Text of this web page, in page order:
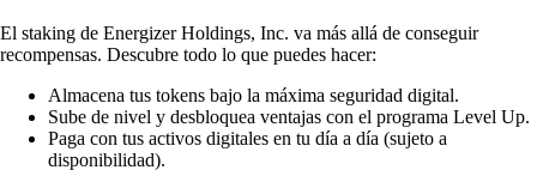
El staking de Energizer Holdings, Inc. va más allá de conseguir
recompensas. Descubre todo lo que puedes hacer:
Almacena tus tokens bajo la máxima seguridad digital.
Sube de nivel y desbloquea ventajas con el programa Level Up.
Paga con tus activos digitales en tu día a día (sujeto a
disponibilidad).